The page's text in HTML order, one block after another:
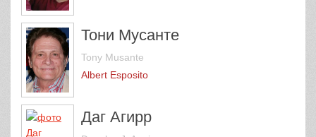
Тони Мусанте
Tony Musante
Albert Esposito
Даг Агирр